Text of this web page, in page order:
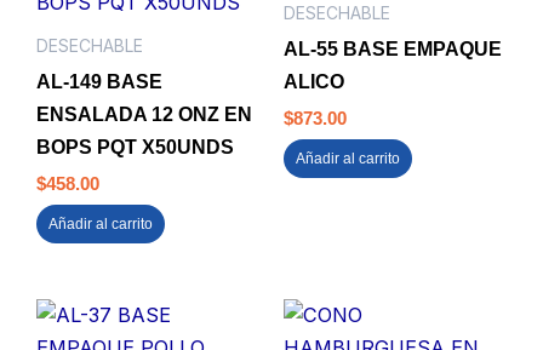
DESECHABLE
AL-149 BASE
ENSALADA 12 ONZ EN
BOPS PQT X50UNDS
$458.00
Añadir al carrito
DESECHABLE
AL-55 BASE EMPAQUE
ALICO
$873.00
Añadir al carrito